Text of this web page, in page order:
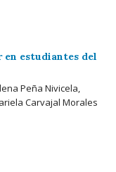
en estudiantes del
Peña Nivicela,
Carvajal Morales